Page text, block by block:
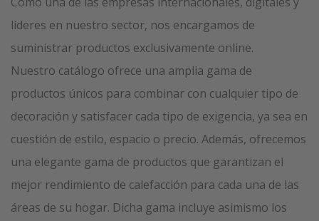
líderes en nuestro sector, nos encargamos de
suministrar productos exclusivamente online.
Nuestro catálogo ofrece una amplia gama de
productos únicos para combinar con cualquier tipo de
decoración y satisfacer cada tipo de exigencia, ya sea en
cuestión de estilo, espacio o precio. Además, ofrecemos
una elegante gama de productos que garantizan el
mejor rendimiento de calefacción para cada una de las
áreas de su hogar. Dicha gama incluye asimismo los